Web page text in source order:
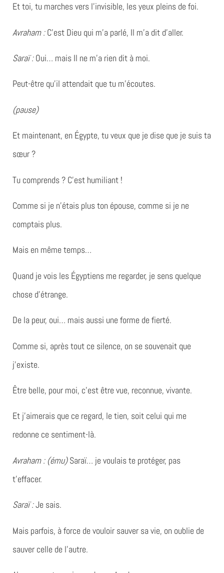
Et toi, tu marches vers l’invisible, les yeux pleins de foi.
Avraham :C’est Dieu qui m’a parlé, Il m’a dit d’aller.
Saraï :Oui… mais Il ne m’a rien dit à moi.
Peut-être qu’il attendait que tu m’écoutes.
(pause)
Et maintenant, en Égypte, tu veux que je dise que je suis ta
sœur ?
Tu comprends ? C’est humiliant !
Comme si je n’étais plus ton épouse, comme si je ne
comptais plus.
Mais en même temps…
Quand je vois les Égyptiens me regarder, je sens quelque
chose d’étrange.
De la peur, oui… mais aussi une forme de fierté.
Comme si, après tout ce silence, on se souvenait que
j’existe.
Être belle, pour moi, c’est être vue, reconnue, vivante.
Et j’aimerais que ce regard, le tien, soit celui qui me
redonne ce sentiment-là.
Avraham : (ému)Saraï… je voulais te protéger, pas
t’effacer.
Saraï :Je sais.
Mais parfois, à force de vouloir sauver sa vie, on oublie de
sauver celle de l’autre.